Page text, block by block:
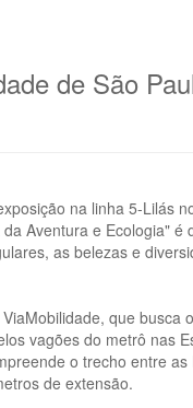
de São
na linha 5-Lilás
Aventura e Ecologia"
as belezas e
que busca
vagões do metrô nas
o trecho entre
de extensão.